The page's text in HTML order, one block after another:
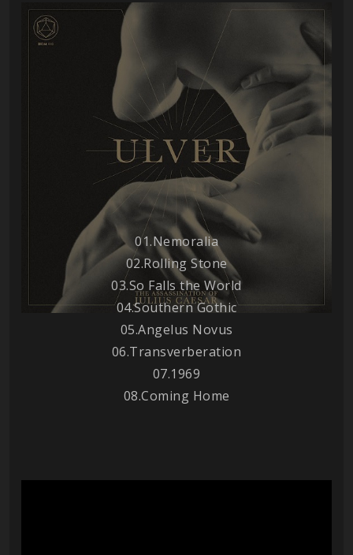
01.Nemoralia
02.Rolling Stone
03.So Falls the World
04.Southern Gothic
05.Angelus Novus
06.Transverberation
07.1969
08.Coming Home